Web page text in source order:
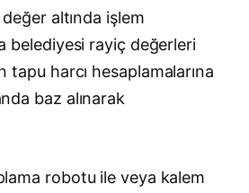
altında işlem
belediyesi rayiç değerleri
harcı hesaplamalarına
baz alınarak
robotu ile veya kalem